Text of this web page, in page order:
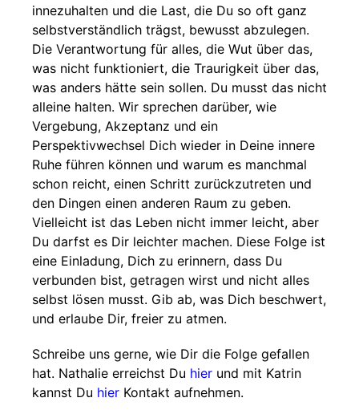
innezuhalten und die Last, die Du so oft ganz
selbstverständlich trägst, bewusst abzulegen.
Die Verantwortung für alles, die Wut über das,
was nicht funktioniert, die Traurigkeit über das,
was anders hätte sein sollen. Du musst das nicht
alleine halten. Wir sprechen darüber, wie
Vergebung, Akzeptanz und ein
Perspektivwechsel Dich wieder in Deine innere
Ruhe führen können und warum es manchmal
schon reicht, einen Schritt zurückzutreten und
den Dingen einen anderen Raum zu geben.
Vielleicht ist das Leben nicht immer leicht, aber
Du darfst es Dir leichter machen. Diese Folge ist
eine Einladung, Dich zu erinnern, dass Du
verbunden bist, getragen wirst und nicht alles
selbst lösen musst. Gib ab, was Dich beschwert,
und erlaube Dir, freier zu atmen.
Schreibe uns gerne, wie Dir die Folge gefallen
hat. Nathalie erreichst Du hier und mit Katrin
kannst Du hier Kontakt aufnehmen.